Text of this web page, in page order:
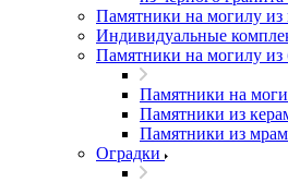
Памятники на могилу из
Индивидуальные
Памятники на могилу из
Памятники на
Памятники из
Памятники из
Оградки